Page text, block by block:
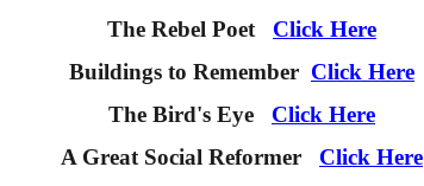
The Rebel Poet
Click Here
Buildings to Remember Click Here
The Bird's Eye
Click Here
A Great Social Reformer
Click Here